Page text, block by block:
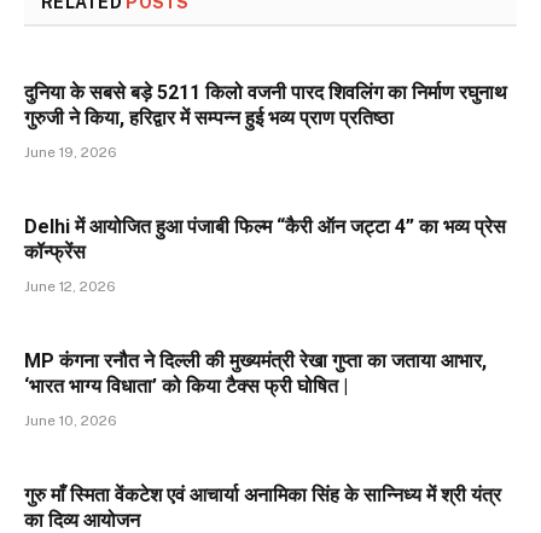
दुनिया के सबसे बड़े 5211 किलो वजनी पारद शिवलिंग का निर्माण रघुनाथ
गुरुजी ने किया, हरिद्वार में सम्पन्न हुई भव्य प्राण प्रतिष्ठा
June 19, 2026
Delhi में आयोजित हुआ पंजाबी फिल्म “कैरी ऑन जट्टा 4” का भव्य प्रेस
कॉन्फ्रेंस
June 12, 2026
MP कंगना रनौत ने दिल्ली की मुख्यमंत्री रेखा गुप्ता का जताया आभार,
‘भारत भाग्य विधाता’ को किया टैक्स फ्री घोषित |
June 10, 2026
गुरु माँ स्मिता वेंकटेश एवं आचार्या अनामिका सिंह के सान्निध्य में श्री यंत्र
का दिव्य आयोजन